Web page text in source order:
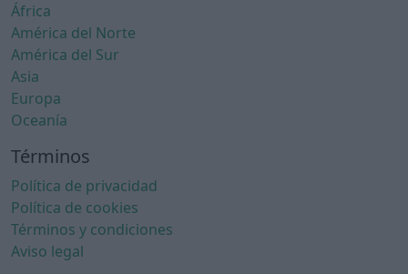
África
América del Norte
América del Sur
Asia
Europa
Oceanía
Términos
Política de privacidad
Política de cookies
Términos y condiciones
Aviso legal